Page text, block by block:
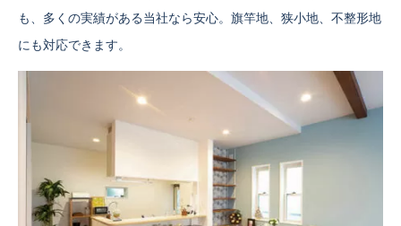
も、多くの実績がある当社なら安心。旗竿地、狭小地、不整形地
にも対応できます。